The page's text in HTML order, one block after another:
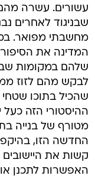
עשורים. עשרה מהם
שבניגוד לאחרים
מחשבתי מפואר.
המדינה את
שלהם במקומות
לבקש מהם לזוז
שהכיל בתוכו
ההיסטורי הזה כעל
מטורף של בנייה
החדשה הזו,
קשות את
האפשרות לתכנן